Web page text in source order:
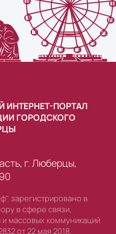
ИНТЕРНЕТ-ПОРТАЛ
ГОРОДСКОГО
г. Люберцы,
зарегистрировано в
в сфере связи,
массовых коммуникаций
от 22 мая 2018.